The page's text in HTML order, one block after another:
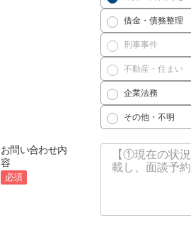
借金・債務整理
刑事事件
不動産・住まい
企業法務
その他・不明
お問い合わせ内
容
必須